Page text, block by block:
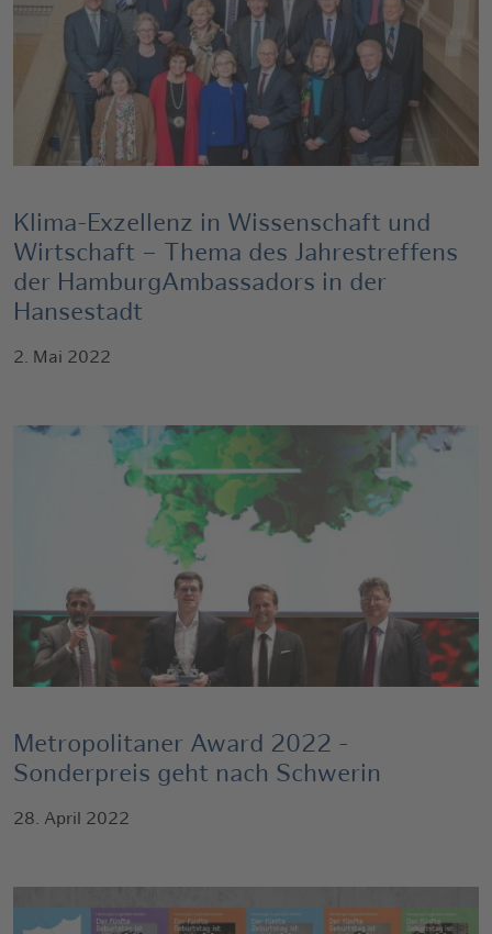
Klima-Exzellenz in Wissenschaft und
Wirtschaft – Thema des Jahrestreffens
der HamburgAmbassadors in der
Hansestadt
2. Mai 2022
Metropolitaner Award 2022 -
Sonderpreis geht nach Schwerin
28. April 2022